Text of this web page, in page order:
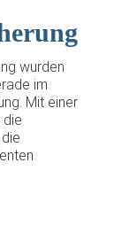
wurden
im
Mit einer
die